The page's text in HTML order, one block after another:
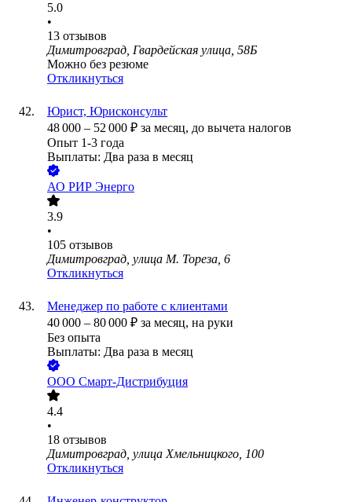
5.0
•
13 отзывов
Димитровград, Гвардейская улица, 58Б
Можно без резюме
Откликнуться
Юрист, Юрисконсульт
48 000 – 52 000 ₽ за месяц, до вычета налогов
Опыт 1-3 года
Выплаты: Два раза в месяц
АО РИР Энерго
3.9
•
105 отзывов
Димитровград, улица М. Тореза, 6
Откликнуться
Менеджер по работе с клиентами
40 000 – 80 000 ₽ за месяц, на руки
Без опыта
Выплаты: Два раза в месяц
ООО Смарт-Дистрибуция
4.4
•
18 отзывов
Димитровград, улица Хмельницкого, 100
Откликнуться